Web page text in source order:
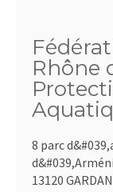
Rhône
8 parc
13120